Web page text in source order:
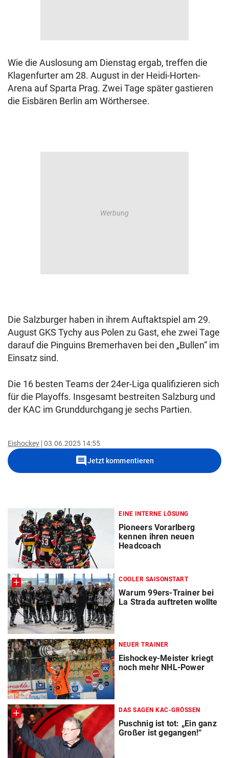
Wie die Auslosung am Dienstag ergab, treffen die
Klagenfurter am 28. August in der Heidi-Horten-
Arena auf Sparta Prag. Zwei Tage später gastieren
die Eisbären Berlin am Wörthersee.
Die Salzburger haben in ihrem Auftaktspiel am 29.
August GKS Tychy aus Polen zu Gast, ehe zwei Tage
darauf die Pinguins Bremerhaven bei den „Bullen“ im
Einsatz sind.
Die 16 besten Teams der 24er-Liga qualifizieren sich
für die Playoffs. Insgesamt bestreiten Salzburg und
der KAC im Grunddurchgang je sechs Partien.
Eishockey 03.06.2025 14:55
commentJetzt kommentieren
EINE INTERNE LÖSUNG
Pioneers Vorarlberg
kennen ihren neuen
Headcoach
COOLER SAISONSTART
Warum 99ers-Trainer bei
La Strada auftreten wollte
NEUER TRAINER
Eishockey-Meister kriegt
noch mehr NHL-Power
DAS SAGEN KAC-GRÖSSEN
Puschnig ist tot: „Ein ganz
Großer ist gegangen!“